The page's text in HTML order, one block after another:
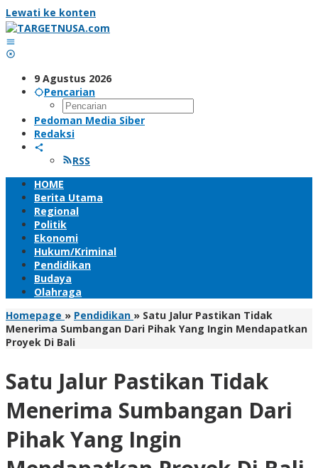
Lewati ke konten
9 Agustus 2026
Pencarian
Pedoman Media Siber
Redaksi
RSS
HOME
Berita Utama
Regional
Politik
Ekonomi
Hukum/Kriminal
Pendidikan
Budaya
Olahraga
Homepage » Pendidikan » Satu Jalur Pastikan Tidak
Menerima Sumbangan Dari Pihak Yang Ingin Mendapatkan
Proyek Di Bali
Satu Jalur Pastikan Tidak
Menerima Sumbangan Dari
Pihak Yang Ingin